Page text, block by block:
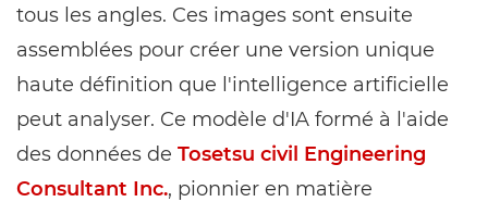
tous les angles. Ces images sont ensuite
assemblées pour créer une version unique
haute définition que l'intelligence artificielle
peut analyser. Ce modèle d'IA formé à l'aide
des données de Tosetsu civil Engineering
Consultant Inc., pionnier en matière